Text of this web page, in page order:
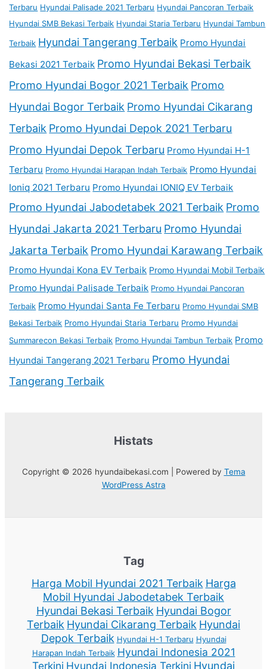
Terbaru Hyundai Palisade 2021 Terbaru Hyundai Pancoran Terbaik
Hyundai SMB Bekasi Terbaik Hyundai Staria Terbaru Hyundai Tambun
Terbaik Hyundai Tangerang Terbaik Promo Hyundai
Bekasi 2021 Terbaik Promo Hyundai Bekasi Terbaik
Promo Hyundai Bogor 2021 Terbaik Promo
Hyundai Bogor Terbaik Promo Hyundai Cikarang
Terbaik Promo Hyundai Depok 2021 Terbaru
Promo Hyundai Depok Terbaru Promo Hyundai H-1
Terbaru Promo Hyundai Harapan Indah Terbaik Promo Hyundai
Ioniq 2021 Terbaru Promo Hyundai IONIQ EV Terbaik
Promo Hyundai Jabodetabek 2021 Terbaik Promo
Hyundai Jakarta 2021 Terbaru Promo Hyundai
Jakarta Terbaik Promo Hyundai Karawang Terbaik
Promo Hyundai Kona EV Terbaik Promo Hyundai Mobil Terbaik
Promo Hyundai Palisade Terbaik Promo Hyundai Pancoran
Terbaik Promo Hyundai Santa Fe Terbaru Promo Hyundai SMB
Bekasi Terbaik Promo Hyundai Staria Terbaru Promo Hyundai
Summarecon Bekasi Terbaik Promo Hyundai Tambun Terbaik Promo
Hyundai Tangerang 2021 Terbaru Promo Hyundai
Tangerang Terbaik
Histats
Copyright © 2026 hyundaibekasi.com | Powered by Tema
WordPress Astra
Tag
Harga Mobil Hyundai 2021 Terbaik Harga
Mobil Hyundai Jabodetabek Terbaik
Hyundai Bekasi Terbaik Hyundai Bogor
Terbaik Hyundai Cikarang Terbaik Hyundai
Depok Terbaik Hyundai H-1 Terbaru Hyundai
Harapan Indah Terbaik Hyundai Indonesia 2021
Terkini Hyundai Indonesia Terkini Hyundai